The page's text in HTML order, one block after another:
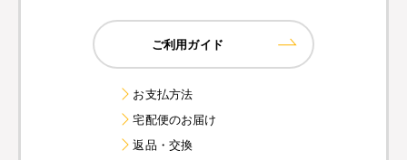
ご利用ガイド
お支払方法
宅配便のお届け
返品・交換